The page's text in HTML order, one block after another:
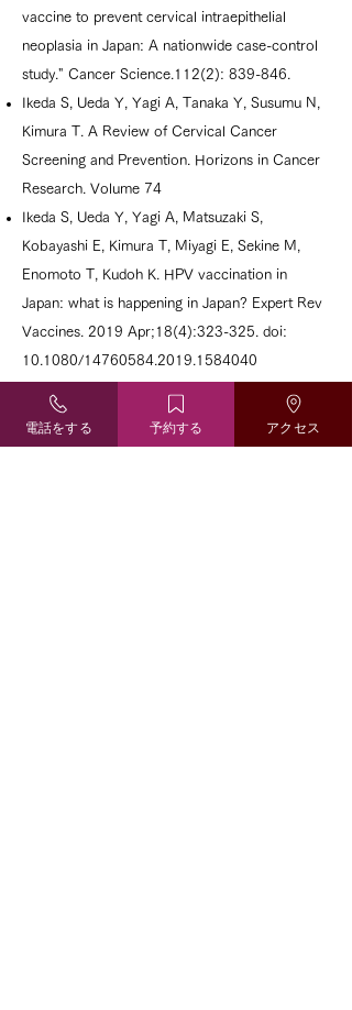
vaccine to prevent cervical intraepithelial
neoplasia in Japan: A nationwide case-control
study." Cancer Science.112(2): 839-846.
Ikeda S, Ueda Y, Yagi A, Tanaka Y, Susumu N,
Kimura T. A Review of Cervical Cancer
Screening and Prevention. Horizons in Cancer
Research. Volume 74
Ikeda S, Ueda Y, Yagi A, Matsuzaki S,
Kobayashi E, Kimura T, Miyagi E, Sekine M,
Enomoto T, Kudoh K. HPV vaccination in
Japan: what is happening in Japan? Expert Rev
Vaccines. 2019 Apr;18(4):323-325. doi:
10.1080/14760584.2019.1584040
Kotemori A, Zha L, Liu R, Sawada N, Iwasaki M,
Tsugane S, On Behalf Of The Jphc Study
電話をする 予約する アクセス